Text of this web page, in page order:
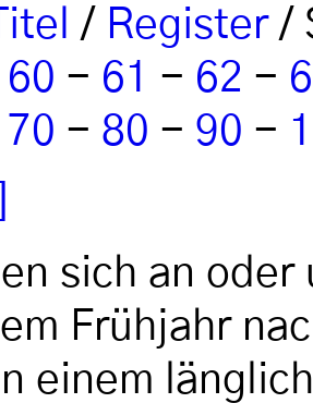
Titel / Register/
60 - 61 - 62 -
70 - 80 - 90 -
sich an
Frühjahr
einem